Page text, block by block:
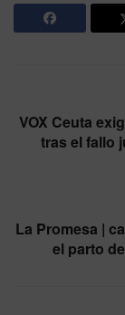
VOX Ceuta
tras el fallo
La Promesa |
el parto